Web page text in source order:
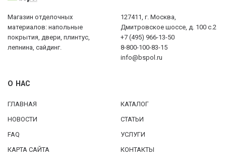
Магазин отделочных
материалов: напольные
покрытия, двери, плинтус,
лепнина, сайдинг.
127411, г. Москва,
Дмитровское шоссе, д. 100 с.2
+7 (495) 966-13-50
8-800-100-83-15
info@bspol.ru
О НАС
ГЛАВНАЯ
КАТАЛОГ
НОВОСТИ
СТАТЬИ
FAQ
УСЛУГИ
КАРТА САЙТА
КОНТАКТЫ